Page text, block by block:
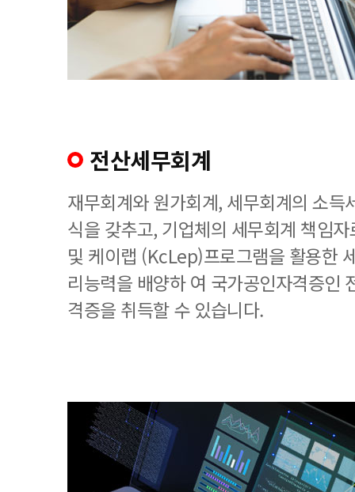
전산세무회계
재무회계와 원가회계, 세무회계의 소득
식을 갖추고, 기업체의 세무회계 책임
및 케이랩 (KcLep)프로그램을 활용한
리능력을 배양하 여 국가공인자격증인
격증을 취득할 수 있습니다.